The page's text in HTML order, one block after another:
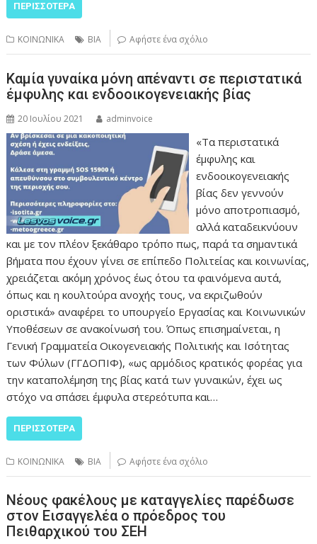
ΠΕΡΙΣΣΌΤΕΡΑ
ΚΟΙΝΩΝΙΚΑ ΒΙΑ Αφήστε ένα σχόλιο
Καμία γυναίκα μόνη απέναντι σε περιστατικά
έμφυλης και ενδοοικογενειακής βίας
20 Ιουλίου 2021 adminvoice
«Τα περιστατικά
έμφυλης και
ενδοοικογενειακής
βίας δεν γεννούν
μόνο αποτροπιασμό,
αλλά καταδεικνύουν
και με τον πλέον ξεκάθαρο τρόπο πως, παρά τα σημαντικά
βήματα που έχουν γίνει σε επίπεδο Πολιτείας και κοινωνίας,
χρειάζεται ακόμη χρόνος έως ότου τα φαινόμενα αυτά,
όπως και η κουλτούρα ανοχής τους, να εκριζωθούν
οριστικά» αναφέρει το υπουργείο Εργασίας και Κοινωνικών
Υποθέσεων σε ανακοίνωσή του. Όπως επισημαίνεται, η
Γενική Γραμματεία Οικογενειακής Πολιτικής και Ισότητας
των Φύλων (ΓΓΔΟΠΙΦ), «ως αρμόδιος κρατικός φορέας για
την καταπολέμηση της βίας κατά των γυναικών, έχει ως
στόχο να σπάσει έμφυλα στερεότυπα και…
ΠΕΡΙΣΣΌΤΕΡΑ
ΚΟΙΝΩΝΙΚΑ ΒΙΑ Αφήστε ένα σχόλιο
Νέους φακέλους με καταγγελίες παρέδωσε
στον Εισαγγελέα ο πρόεδρος του
Πειθαρχικού του ΣΕΗ